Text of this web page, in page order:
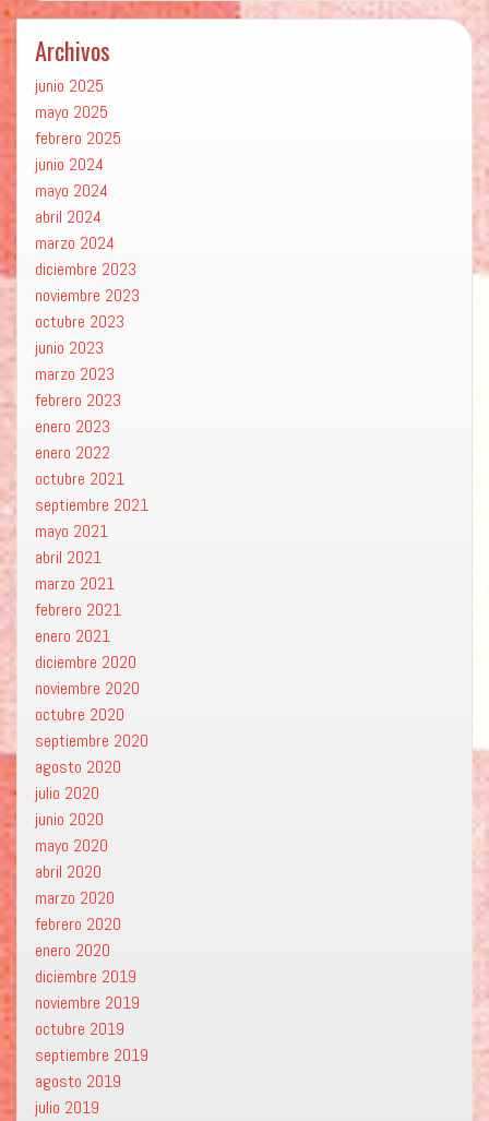
Archivos
junio 2025
mayo 2025
febrero 2025
junio 2024
mayo 2024
abril 2024
marzo 2024
diciembre 2023
noviembre 2023
octubre 2023
junio 2023
marzo 2023
febrero 2023
enero 2023
enero 2022
octubre 2021
septiembre 2021
mayo 2021
abril 2021
marzo 2021
febrero 2021
enero 2021
diciembre 2020
noviembre 2020
octubre 2020
septiembre 2020
agosto 2020
julio 2020
junio 2020
mayo 2020
abril 2020
marzo 2020
febrero 2020
enero 2020
diciembre 2019
noviembre 2019
octubre 2019
septiembre 2019
agosto 2019
julio 2019